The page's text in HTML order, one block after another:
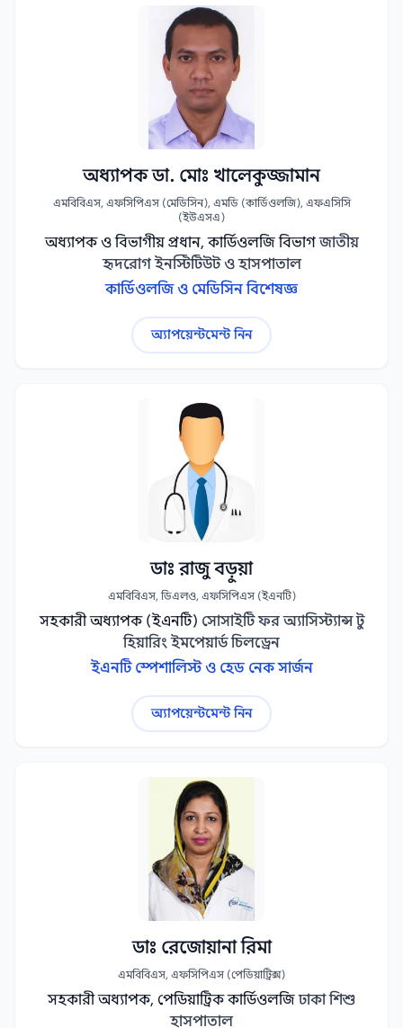
অধ্যাপক ডা. মোঃ খালেকুজ্জামান
এমবিবিএস, এফসিপিএস (মেডিসিন), এমডি (কার্ডিওলজি), এফএসিসি
(ইউএসএ)
অধ্যাপক ও বিভাগীয় প্রধান, কার্ডিওলজি বিভাগ জাতীয়
হৃদরোগ ইনস্টিটিউট ও হাসপাতাল
কার্ডিওলজি ও মেডিসিন বিশেষজ্ঞ
অ্যাপয়েন্টমেন্ট নিন
ডাঃ রাজু বড়ুয়া
এমবিবিএস, ডিএলও, এফসিপিএস (ইএনটি)
সহকারী অধ্যাপক (ইএনটি) সোসাইটি ফর অ্যাসিস্ট্যান্স টু
হিয়ারিং ইমপেয়ার্ড চিলড্রেন
ইএনটি স্পেশালিস্ট ও হেড নেক সার্জন
অ্যাপয়েন্টমেন্ট নিন
ডাঃ রেজোয়ানা রিমা
এমবিবিএস, এফসিপিএস (পেডিয়াট্রিক্স)
সহকারী অধ্যাপক, পেডিয়াট্রিক কার্ডিওলজি ঢাকা শিশু
হাসপাতাল